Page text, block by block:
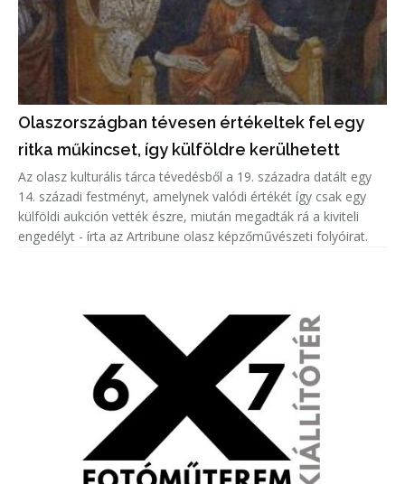
Olaszországban tévesen értékeltek fel egy
ritka műkincset, így külföldre kerülhetett
Az olasz kulturális tárca tévedésből a 19. századra datált egy
14. századi festményt, amelynek valódi értékét így csak egy
külföldi aukción vették észre, miután megadták rá a kiviteli
engedélyt - írta az Artribune olasz képzőművészeti folyóirat.